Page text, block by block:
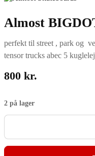
Almost
perfekt til street , park og
tensor trucks abec 5
800 kr.
2 på lager
Almost
str
8